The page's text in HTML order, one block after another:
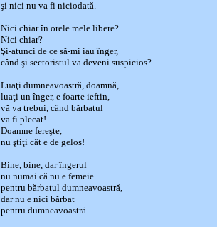
şi nici nu va fi niciodată.
Nici chiar în orele mele libere?
Nici chiar?
Şi-atunci de ce să-mi iau înger,
când şi sectoristul va deveni suspicios?
Luaţi dumneavoastră, doamnă,
luaţi un înger, e foarte ieftin,
vă va trebui, când bărbatul
va fi plecat!
Doamne fereşte,
nu ştiţi cât e de gelos!
Bine, bine, dar îngerul
nu numai că nu e femeie
pentru bărbatul dumneavoastră,
dar nu e nici bărbat
pentru dumneavoastră.